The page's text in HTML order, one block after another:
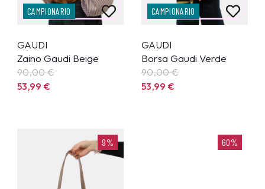
CAMPIONARIO
GAUDI
Zaino Gaudi Beige
90,00 €
53,99€
CAMPIONARIO
GAUDI
Borsa Gaudi Verde
90,00 €
53,99€
9% 60%